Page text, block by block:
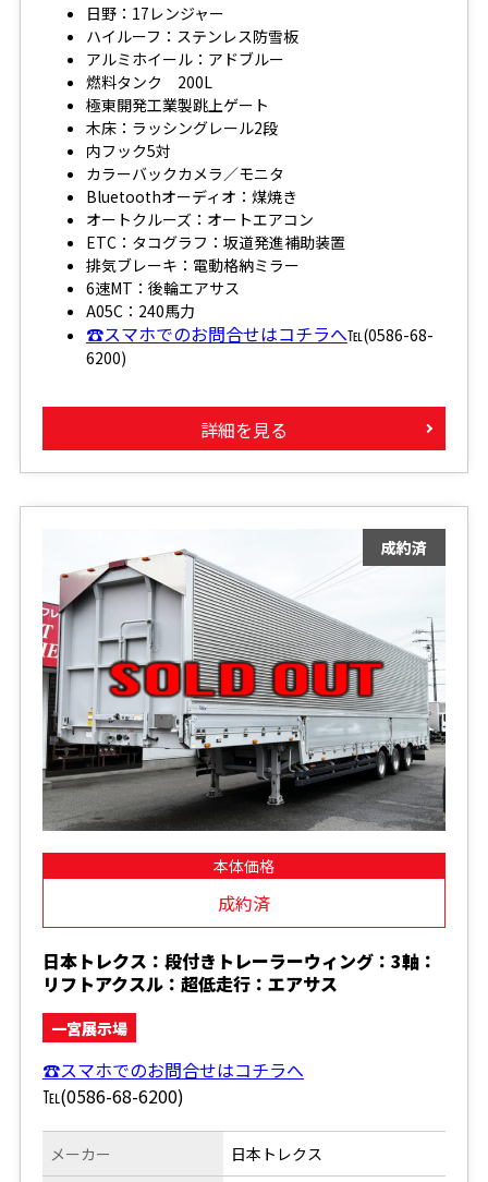
日野：17レンジャー
ハイルーフ：ステンレス防雪板
アルミホイール：アドブルー
燃料タンク 200L
極東開発工業製跳上ゲート
木床：ラッシングレール2段
内フック5対
カラーバックカメラ／モニタ
Bluetoothオーディオ：煤焼き
オートクルーズ：オートエアコン
ETC：タコグラフ：坂道発進補助装置
排気ブレーキ：電動格納ミラー
6速MT：後輪エアサス
A05C：240馬力
☎スマホでのお問合せはコチラへ℡(0586-68-
6200)
詳細を見る
本体価格
成約済
日本トレクス：段付きトレーラーウィング：3軸：
リフトアクスル：超低走行：エアサス
一宮展示場
☎スマホでのお問合せはコチラへ
℡(0586-68-6200)
メーカー 日本トレクス